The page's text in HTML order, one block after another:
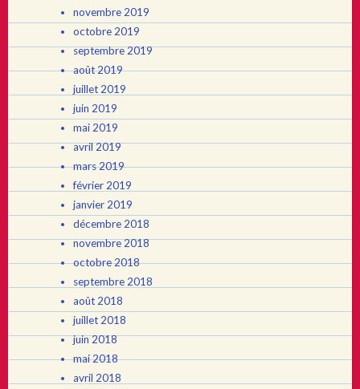
novembre 2019
octobre 2019
septembre 2019
août 2019
juillet 2019
juin 2019
mai 2019
avril 2019
mars 2019
février 2019
janvier 2019
décembre 2018
novembre 2018
octobre 2018
septembre 2018
août 2018
juillet 2018
juin 2018
mai 2018
avril 2018